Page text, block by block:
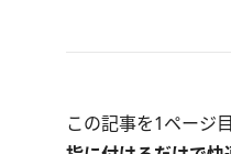
この記事を1ページ